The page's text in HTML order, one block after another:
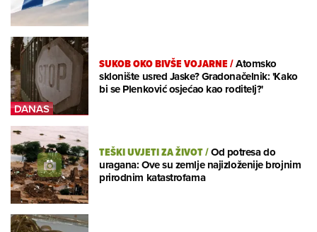
SUKOB OKO BIVŠE VOJARNE/Atomsko
sklonište usred Jaske? Gradonačelnik: 'Kako
bi se Plenković osjećao kao roditelj?'
TEŠKI UVJETI ZA ŽIVOT/Od potresa do
uragana: Ove su zemlje najizloženije brojnim
prirodnim katastrofama